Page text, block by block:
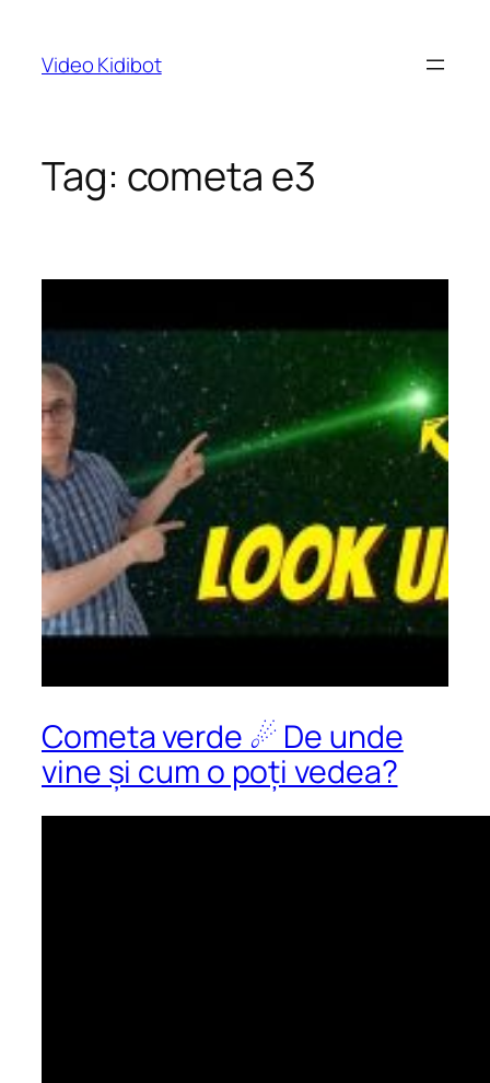
content
Video Kidibot
Tag: cometa e3
Cometa verde ☄ De unde
vine și cum o poți vedea?